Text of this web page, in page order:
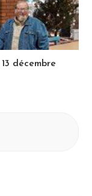
décembre